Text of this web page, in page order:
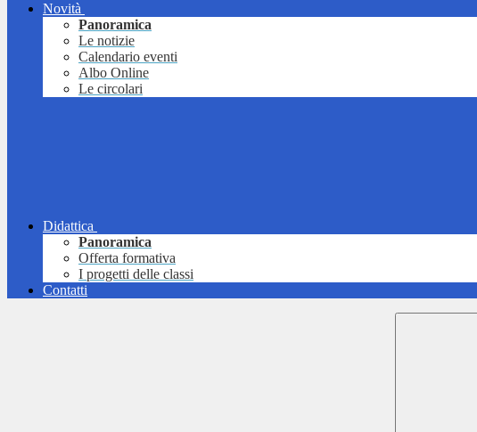
Novità
Panoramica
Le notizie
Calendario eventi
Albo Online
Le circolari
Didattica
Panoramica
Offerta formativa
I progetti delle classi
Contatti